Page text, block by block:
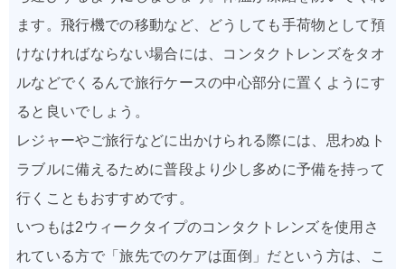
ます。飛行機での移動など、どうしても手荷物として預
けなければならない場合には、コンタクトレンズをタオ
ルなどでくるんで旅行ケースの中心部分に置くようにす
ると良いでしょう。
レジャーやご旅行などに出かけられる際には、思わぬト
ラブルに備えるために普段より少し多めに予備を持って
行くこともおすすめです。
いつもは2ウィークタイプのコンタクトレンズを使用さ
れている方で「旅先でのケアは面倒」だという方は、こ